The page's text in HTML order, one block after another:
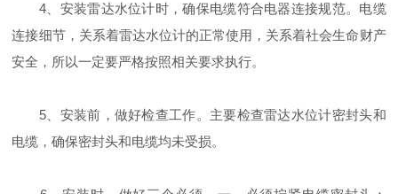
4、安装雷达水位计时，确保电缆符合电器连接规范。电缆
连接细节，关系着雷达水位计的正常使用，关系着社会生命财产
安全，所以一定要严格按照相关要求执行。
5、安装前，做好检查工作。主要检查雷达水位计密封头和
电缆，确保密封头和电缆均未受损。